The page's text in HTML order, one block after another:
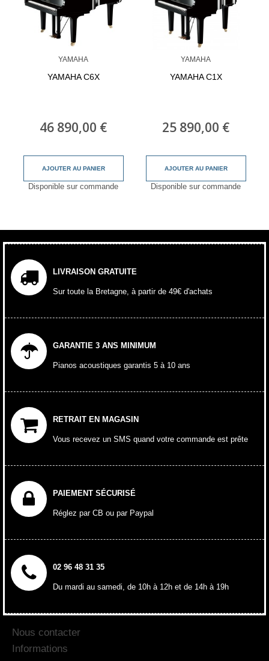
YAMAHA
YAMAHA C6X
46 890,00 €
AJOUTER AU PANIER
Disponible sur commande
YAMAHA
YAMAHA C1X
25 890,00 €
AJOUTER AU PANIER
Disponible sur commande
LIVRAISON GRATUITE
Sur toute la Bretagne, à partir de 49€ d'achats
GARANTIE 3 ANS MINIMUM
Pianos acoustiques garantis 5 à 10 ans
RETRAIT EN MAGASIN
Vous recevez un SMS quand votre commande est prête
PAIEMENT SÉCURISÉ
Réglez par CB ou par Paypal
02 96 48 31 35
Du mardi au samedi, de 10h à 12h et de 14h à 19h
Nous contacter
Informations